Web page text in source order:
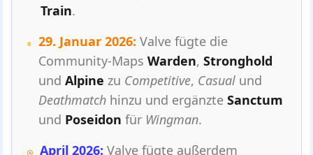
Train.
29. Januar 2026: Valve fügte die
Community-MapsWarden,Stronghold
undAlpine zu Competitive, Casual und
Deathmatch hinzu und ergänzteSanctum
und Poseidon für Wingman.
April 2026: Valve fügte außerdem